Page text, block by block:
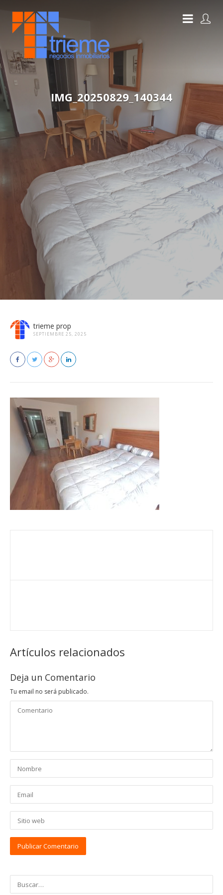
IMG_20250829_140344
trieme prop
SEPTIEMBRE 25, 2025
Artículos relacionados
Deja un Comentario
Tu email no será publicado.